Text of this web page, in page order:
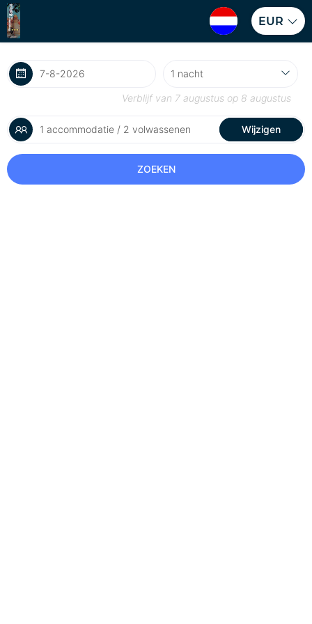
EUR
Verblijf van 7 augustus op 8 augustus
1 accommodatie / 2 volwassenen Wijzigen